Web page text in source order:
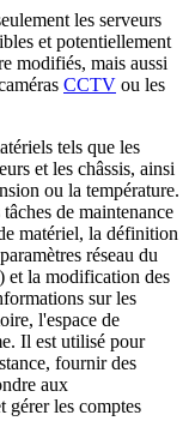
les serveurs
et potentiellement
modifiés, mais aussi
CCTV ou les
tels que les
et les châssis, ainsi
ou la température.
de maintenance
matériel, la définition
réseau du
et la modification des
sur les
l'espace de
Il est utilisé pour
fournir des
aux
gérer les comptes